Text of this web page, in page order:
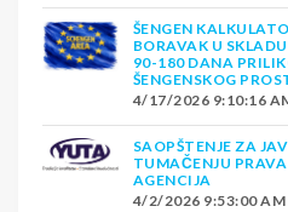
ŠENGEN
BORAVAK U
90-180 DANA
ŠENGENSKOG
4/17/2026 9:10:16
SAOPŠTENJE ZA
TUMAČENJU
AGENCIJA
4/2/2026 9:53:00 AM